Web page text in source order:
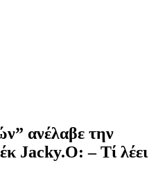
ανέλαβε την
Jacky.O: – Τί λέει